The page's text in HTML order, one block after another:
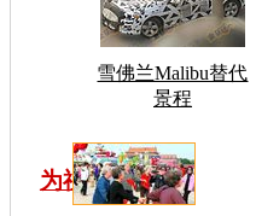
雪佛兰Malibu替代
景程
为祖国同喝彩